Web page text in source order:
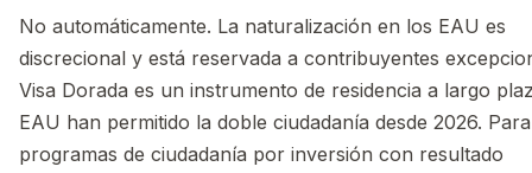
No automáticamente. La naturalización en los EAU es
discrecional y está reservada a contribuyentes
Visa Dorada es un instrumento de residencia a largo
EAU han permitido la doble ciudadanía desde 2026. Para
programas de ciudadanía por inversión con resultado